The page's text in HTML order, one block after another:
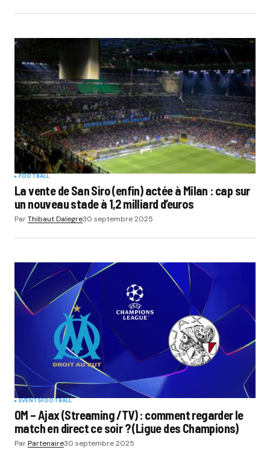
FOOTBALL
La vente de San Siro (enfin) actée à Milan : cap sur
un nouveau stade à 1,2 milliard d’euros
ParThibaut Dalegre30 septembre 2025
EVENTSFOOTBALL
OM – Ajax (Streaming /TV) : comment regarder le
match en direct ce soir ? (Ligue des Champions)
ParPartenaire30 septembre 2025